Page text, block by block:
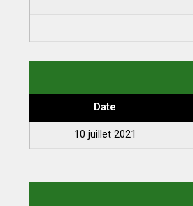
Date
10 juillet 2021